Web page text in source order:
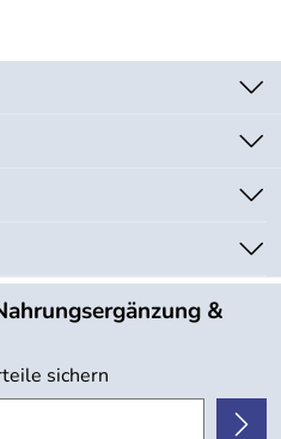
&
sichern